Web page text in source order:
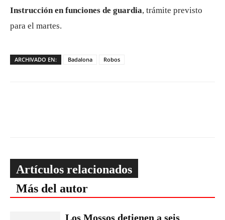
Instrucción en funciones de guardia, trámite previsto
para el martes.
ARCHIVADO EN: Badalona Robos
Artículos relacionados
Más del autor
Los Mossos detienen a seis